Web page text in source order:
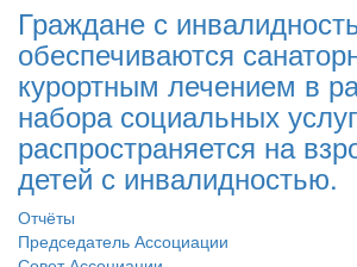
Граждане с
обеспечиваются
курортным лечением в
набора социальных
распространяется на
детей с инвалидностью.
Отчёты
Председатель Ассоциации